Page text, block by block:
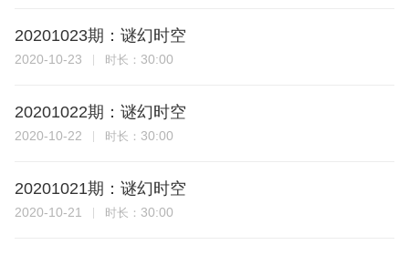
20201023期：谜幻时空
2020-10-23 时长： 30:00
20201022期：谜幻时空
2020-10-22 时长： 30:00
20201021期：谜幻时空
2020-10-21 时长： 30:00